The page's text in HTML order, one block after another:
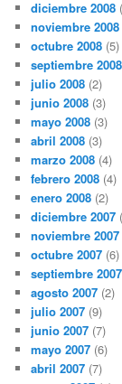
diciembre 2008
noviembre 2008
octubre 2008 (5)
septiembre 2008
julio 2008 (2)
junio 2008 (3)
mayo 2008 (3)
abril 2008 (3)
marzo 2008 (4)
febrero 2008 (4)
enero 2008 (2)
diciembre 2007
noviembre 2007
octubre 2007 (6)
septiembre 2007
agosto 2007 (2)
julio 2007 (9)
junio 2007 (7)
mayo 2007 (6)
abril 2007 (7)